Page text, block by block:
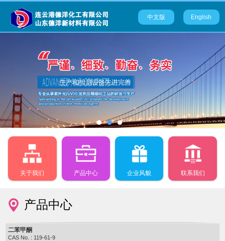
中文版 English
关于我们 产品中心 企业风貌 联系我们
产品中心
二苯甲酮
CAS No. : 119-61-9